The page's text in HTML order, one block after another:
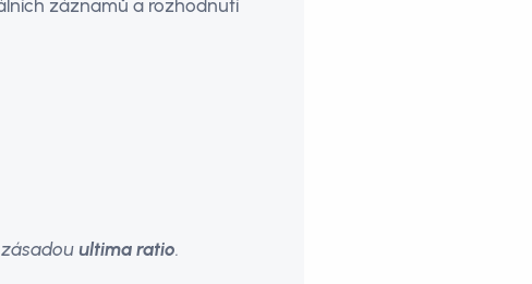
záznamů a rozhodnutí
zásadouultima ratio.